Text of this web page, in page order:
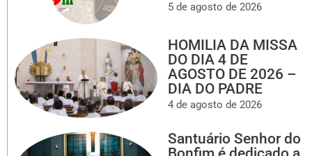
5 de agosto de 2026
HOMILIA DA MISSA
DO DIA 4 DE
AGOSTO DE 2026 –
DIA DO PADRE
4 de agosto de 2026
Santuário Senhor do